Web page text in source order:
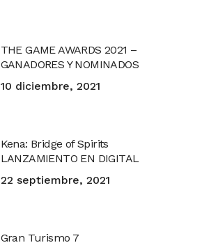
THE GAME AWARDS 2021 –
GANADORES Y NOMINADOS
10 diciembre, 2021
Kena: Bridge of Spirits
LANZAMIENTO EN DIGITAL
22 septiembre, 2021
Gran Turismo 7